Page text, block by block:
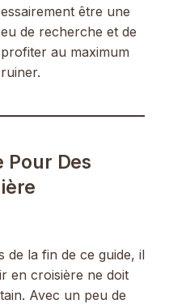
être une
de recherche et de
au maximum
Pour Des
la fin de ce guide, il
en croisière ne doit
Avec un peu de